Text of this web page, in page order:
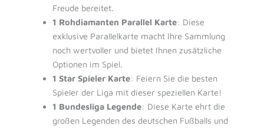
Freude bereitet.
1 Rohdiamanten Parallel Karte: Diese
exklusive Parallelkarte macht Ihre Sammlung
noch wertvoller und bietet Ihnen zusätzliche
Optionen im Spiel.
1 Star Spieler Karte: Feiern Sie die besten
Spieler der Liga mit dieser speziellen Karte!
1 Bundesliga Legende: Diese Karte ehrt die
großen Legenden des deutschen Fußballs und